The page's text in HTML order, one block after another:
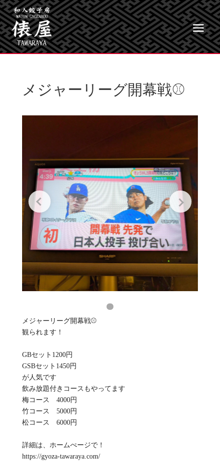
メジャーリーグ開幕戦⚾️
メジャーリーグ開幕戦⚾️
観られます！
GBセット1200円
GSBセット1450円
が人気です
飲み放題付きコースもやってます
梅コース 4000円
竹コース 5000円
松コース 6000円
詳細は、ホームぺージで！
https://gyoza-tawaraya.com/